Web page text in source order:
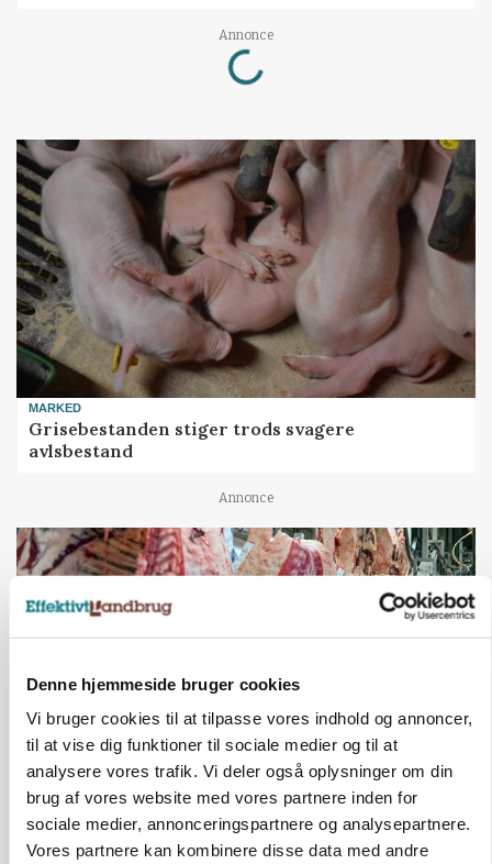
Denne hjemmeside bruger cookies
Vi bruger cookies til at tilpasse vores indhold og annoncer,
til at vise dig funktioner til sociale medier og til at
analysere vores trafik. Vi deler også oplysninger om din
brug af vores website med vores partnere inden for
sociale medier, annonceringspartnere og analysepartnere.
Vores partnere kan kombinere disse data med andre
Annonce
Loading...
MARKED
Grisebestanden stiger trods svagere
avlsbestand
Annonce
MARKED
Uændret notering: Spæde lyspunkter i fortsat
presset marked for oksekød